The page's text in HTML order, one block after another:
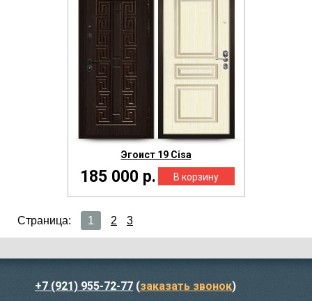
Эгоист 19 Cisa
185 000 р.
Страница: 1 2 3
+7 (921) 955-72-77 (заказать звонок)